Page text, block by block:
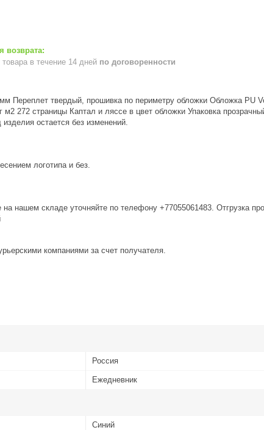
товара в течение 14 дней по договоренности
Переплет твердый, прошивка по периметру обложки Обложка PU
м2 272 страницы Каптал и ляссе в цвет обложки Упаковка
остается без изменений.
логотипа и без.
нашем складе уточняйте по телефону +77055061483. Отгрузка
компаниями за счет получателя.
Россия
Ежедневник
Синий